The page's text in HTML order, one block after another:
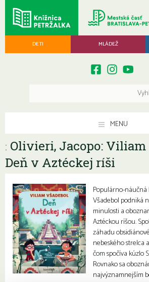
DETI MLÁDEŽ
MENU
: Olivieri, Jacopo: Viliam
Deň v Aztéckej ríši
Populárno-
Všadebol podniká
minulosti a
Aztéckou ríšou.
záhadu
nebeského strelca
čom spočíva kúzlo
Rovnako sa
najvýznamnejším